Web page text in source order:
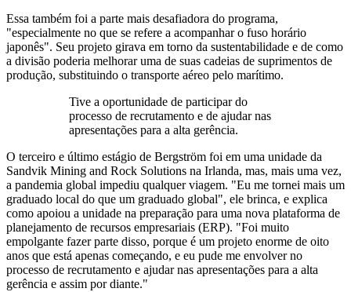
Essa também foi a parte mais desafiadora do programa,
"especialmente no que se refere a acompanhar o fuso horário
japonês". Seu projeto girava em torno da sustentabilidade e de como
a divisão poderia melhorar uma de suas cadeias de suprimentos de
produção, substituindo o transporte aéreo pelo marítimo.
Tive a oportunidade de participar do
processo de recrutamento e de ajudar nas
apresentações para a alta gerência.
O terceiro e último estágio de Bergström foi em uma unidade da
Sandvik Mining and Rock Solutions na Irlanda, mas, mais uma vez,
a pandemia global impediu qualquer viagem. "Eu me tornei mais um
graduado local do que um graduado global", ele brinca, e explica
como apoiou a unidade na preparação para uma nova plataforma de
planejamento de recursos empresariais (ERP). "Foi muito
empolgante fazer parte disso, porque é um projeto enorme de oito
anos que está apenas começando, e eu pude me envolver no
processo de recrutamento e ajudar nas apresentações para a alta
gerência e assim por diante."